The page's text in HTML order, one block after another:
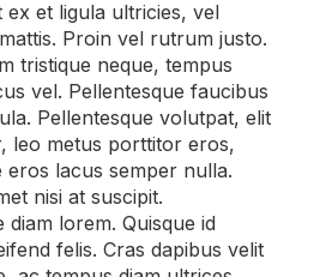
et ligula ultricies, vel
Proin vel rutrum justo.
tristique neque, tempus
vel. Pellentesque faucibus
Pellentesque volutpat, elit
leo metus porttitor eros,
eros lacus semper nulla.
nisi at suscipit.
diam lorem. Quisque id
felis. Cras dapibus velit